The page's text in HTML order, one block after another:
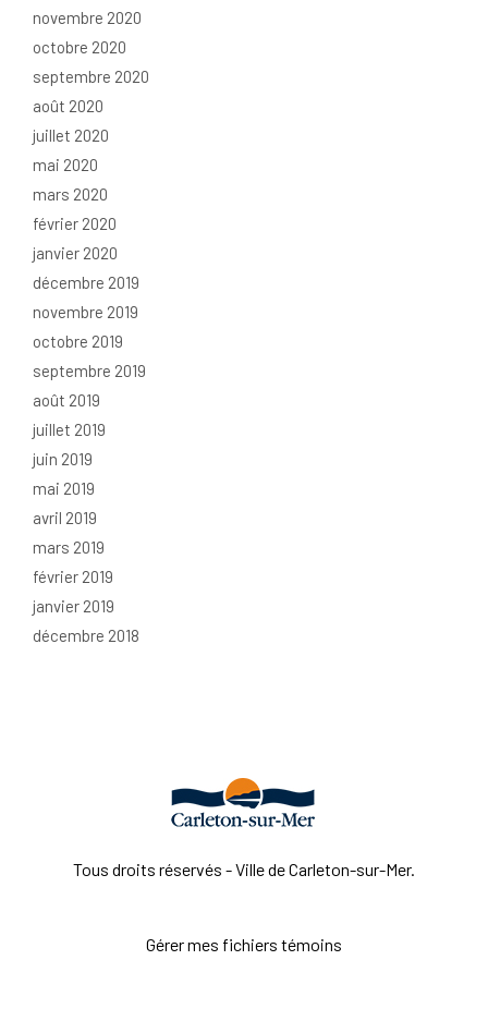
novembre 2020
octobre 2020
septembre 2020
août 2020
juillet 2020
mai 2020
mars 2020
février 2020
janvier 2020
décembre 2019
novembre 2019
octobre 2019
septembre 2019
août 2019
juillet 2019
juin 2019
mai 2019
avril 2019
mars 2019
février 2019
janvier 2019
décembre 2018
Tous droits réservés - Ville de Carleton-sur-Mer.
Gérer mes fichiers témoins